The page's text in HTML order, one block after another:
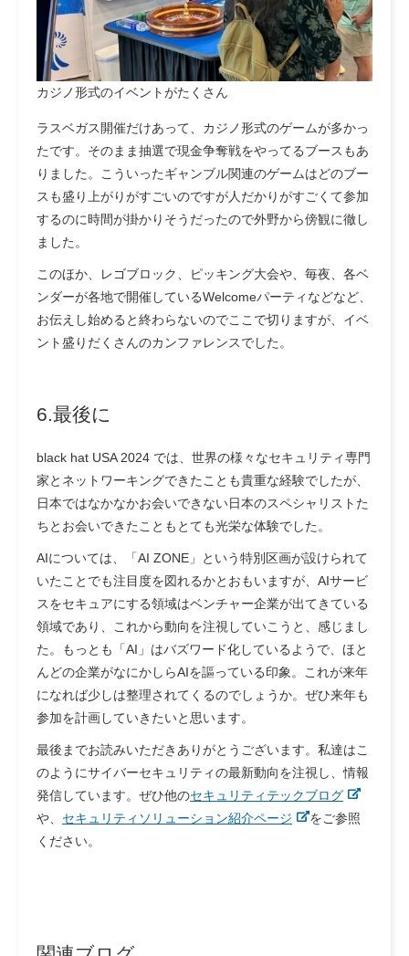
カジノ形式のイベントがたくさん
ラスベガス開催だけあって、カジノ形式のゲームが多かっ
たです。そのまま抽選で現金争奪戦をやってるブースもあ
りました。こういったギャンブル関連のゲームはどのブー
スも盛り上がりがすごいのですが人だかりがすごくて参加
するのに時間が掛かりそうだったので外野から傍観に徹し
ました。
このほか、レゴブロック、ピッキング大会や、毎夜、各ベ
ンダーが各地で開催しているWelcomeパーティなどなど、
お伝えし始めると終わらないのでここで切りますが、イベ
ント盛りだくさんのカンファレンスでした。
6.最後に
black hat USA 2024 では、世界の様々なセキュリティ専門
家とネットワーキングできたことも貴重な経験でしたが、
日本ではなかなかお会いできない日本のスペシャリストた
ちとお会いできたこともとても光栄な体験でした。
AIについては、「AI ZONE」という特別区画が設けられて
いたことでも注目度を図れるかとおもいますが、AIサービ
スをセキュアにする領域はベンチャー企業が出てきている
領域であり、これから動向を注視していこうと、感じまし
た。もっとも「AI」はバズワード化しているようで、ほと
んどの企業がなにかしらAIを謳っている印象。これが来年
になれば少しは整理されてくるのでしょうか。ぜひ来年も
参加を計画していきたいと思います。
最後までお読みいただきありがとうございます。私達はこ
のようにサイバーセキュリティの最新動向を注視し、情報
発信しています。ぜひ他のセキュリティテックブログ
や、 セキュリティソリューション紹介ページ
をご参照
ください。